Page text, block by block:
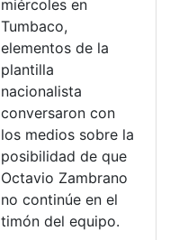
miércoles en
Tumbaco,
elementos de la
plantilla
nacionalista
conversaron con
los medios sobre la
posibilidad de que
Octavio Zambrano
no continúe en el
timón del equipo.